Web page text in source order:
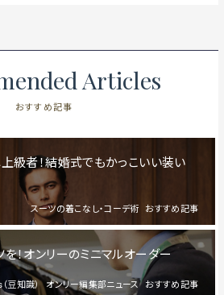
Articles
おすすめ記事
級者！結婚式でもかっこいい装い
おすすめ記事
スーツの着こなし・コーデ術
！オンリーのミニマルオーダー
おすすめ記事
オンリー編集部ニュース
豆知識）